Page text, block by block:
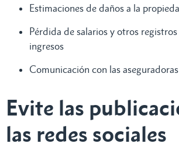
Estimaciones de daños a la
Pérdida de salarios y otros
ingresos
Comunicación con las aseguradoras
Evite las
las redes sociales